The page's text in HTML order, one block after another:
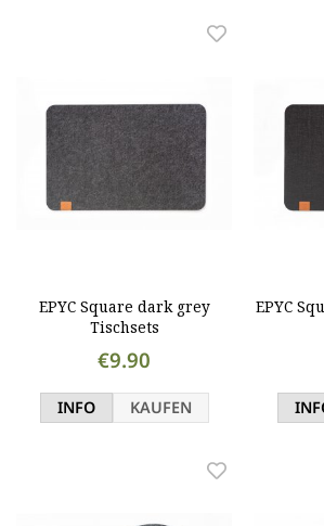
EPYC Square dark grey
Tischsets
€9.90
INFO KAUFEN
EPYC